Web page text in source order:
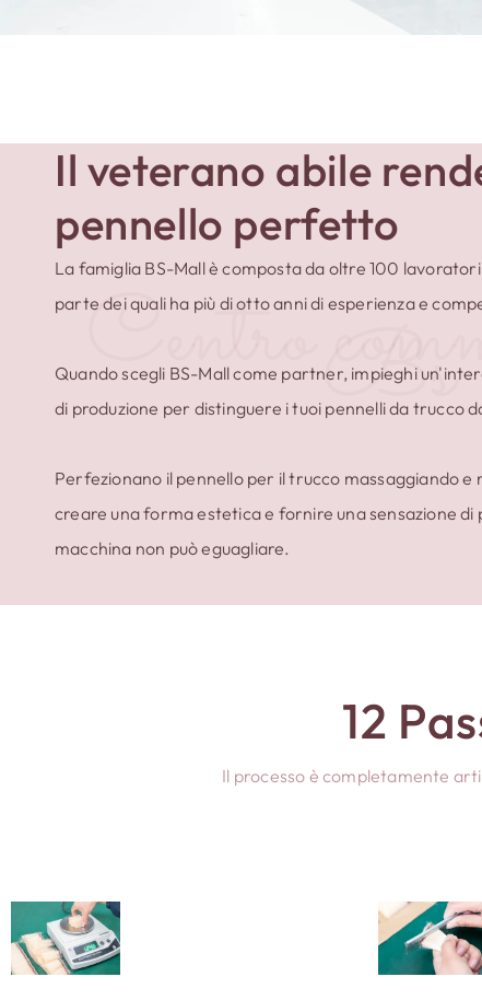
Il veterano abile
pennello perfetto
Centro Bs
La famiglia BS-Mall è composta da oltre 100
parte dei quali ha più di otto anni di esperienza e
Quando scegli BS-Mall come partner, impieghi
di produzione per distinguere i tuoi pennelli da trucco
Perfezionano il pennello per il trucco massaggiando e
creare una forma estetica e fornire una sensazione di
macchina non può eguagliare.
12
Il processo è completamente